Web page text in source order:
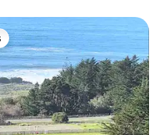
plus appréciés